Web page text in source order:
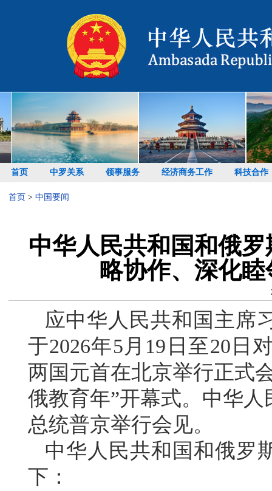
首页 中罗关系 领事服务 经济商务工作 科技合作
首页 > 中国要闻
中华人民共和国和俄
略协作、深化
应中华人民共和国主席
于2026年5月19日至20日
两国元首在北京举行正式
俄教育年”开幕式。中华
总统普京举行会见。
中华人民共和国和俄罗
下：